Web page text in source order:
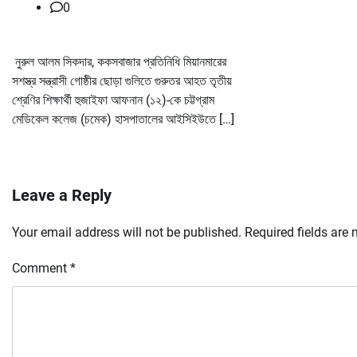
0
নুরুল আলম সিকদার, ককসবাজার প্রতিনিধি মিয়ানমারের
সশস্ত্র সন্ত্রাসী গোষ্ঠীর ছোড়া গুলিতে গুরুতর আহত তৃতীয়
শ্রেণির শিক্ষার্থী হুজাইফা আফনান (১২)-কে চট্টগ্রাম
মেডিকেল কলেজ (চমেক) হাসপাতালের আইসিইউতে […]
Leave a Reply
Your email address will not be published. Required fields are
Comment *